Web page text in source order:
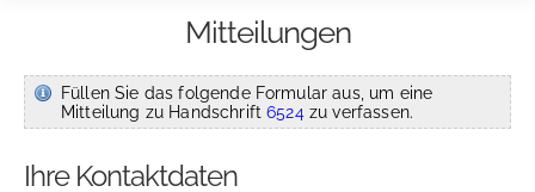
Mitteilungen
Füllen Sie das folgende Formular aus, um eine
Mitteilung zu Handschrift6524zu verfassen.
Ihre Kontaktdaten